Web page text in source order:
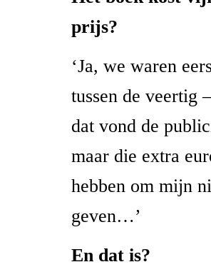
prijs?
‘Ja, we waren
tussen de veertig
dat vond de
maar die extra
hebben om mijn
geven…’
En dat is?